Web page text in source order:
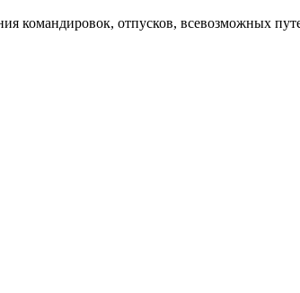
командировок, отпусков, всевозможных